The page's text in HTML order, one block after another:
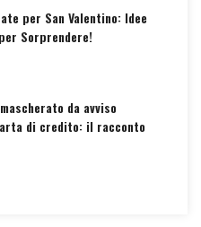
per San Valentino: Idee
Sorprendere!
da avviso
di credito: il racconto